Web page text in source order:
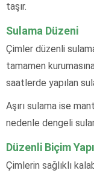
taşır.
Sulama Düzeni
Çimler düzenli
tamamen
saatlerde yapılan
Aşırı sulama ise
nedenle dengeli
Düzenli Biçim
Çimlerin sağlıklı